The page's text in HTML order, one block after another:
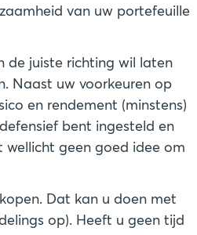
van uw portefeuille
de juiste richting wil laten
Naast uw voorkeuren op
en rendement (minstens)
bent ingesteld en
wellicht geen goed idee om
Dat kan u doen met
op). Heeft u geen tijd